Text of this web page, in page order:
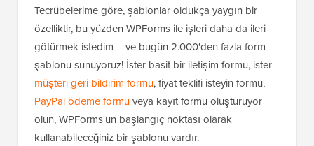
Tecrübelerime göre, şablonlar oldukça yaygın bir
özelliktir, bu yüzden WPForms ile işleri daha da ileri
götürmek istedim – ve bugün 2.000'den fazla form
şablonu sunuyoruz! İster basit bir iletişim formu, ister
müşteri geri bildirim formu, fiyat teklifi isteyin formu,
PayPal ödeme formuveya kayıt formu oluşturuyor
olun, WPForms'un başlangıç noktası olarak
kullanabileceğiniz bir şablonu vardır.